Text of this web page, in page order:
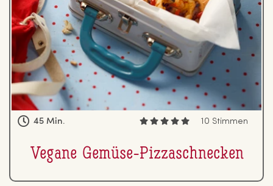
45 Min. 10 Stimmen
Vegane Gemüse-Piz­zaschne­cken